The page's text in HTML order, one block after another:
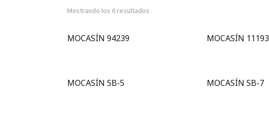
Mostrando los 6 resultados
MOCASÍN 94239 MOCASÍN 11193
MOCASÍN SB-5 MOCASÍN SB-7